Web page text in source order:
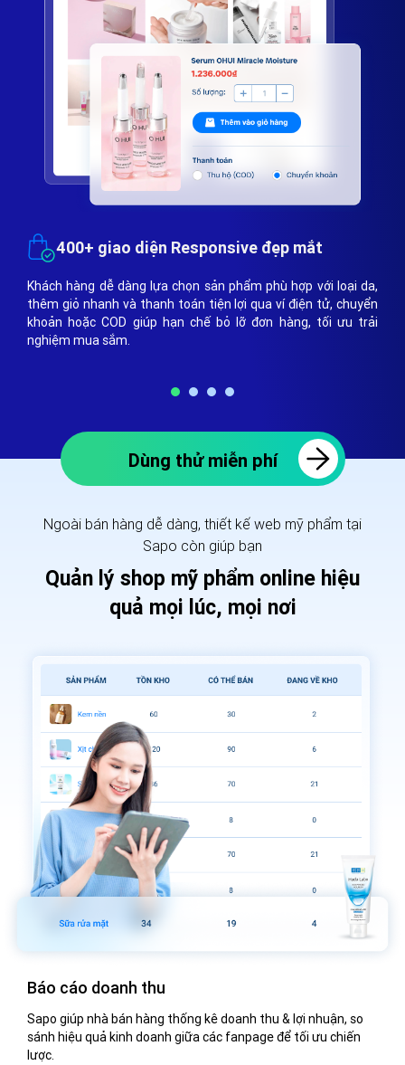
đẹp mắt
phẩm phù hợp với loại da,
lợi qua ví điện tử, chuyển
bỏ lỡ đơn hàng, tối ưu trải
Gợi ý sản phẩm phù hợp
Website hỗ trợ gợi ý sản phẩm bổ
quen và nhu cầu làm đẹp của
tăng khả năng bán chéo, bán
Dùng thử miễn phí
Ngoài bán hàng dễ dàng, thiết kế web mỹ phẩm tại
Sapo còn giúp bạn
Quản lý shop mỹ phẩm online hiệu
quả mọi lúc, mọi nơi
Báo cáo nhân viên
Dễ dàng theo dõi, so sánh hiệu quả phản hồi của nhân viên
qua các chỉ số: tin nhắn, bình luận và thời gian xử lý để nâng
cao hiệu suất.